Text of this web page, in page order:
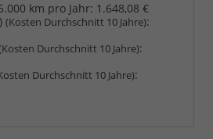
km pro Jahr: 1.648,08 €
(Kosten Durchschnitt 10 Jahre):
Durchschnitt 10 Jahre):
Durchschnitt 10 Jahre):